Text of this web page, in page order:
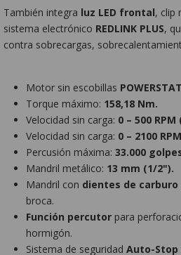
También integra luz LED frontal, clip
sistema electrónico REDLINK PLUS,
contra sobrecargas,
Motor sin escobillas
Torque máximo: 158,18 Nm.
Velocidad sin carga: 0 – 500
Velocidad sin carga: 0 – 2100
Percusión máxima:33.000
Mandril metálico: 13 mm (1/2").
Mandril con dientes de carburo
broca.
Función percutor para
hormigón.
Sistema de seguridadAuto-Stop